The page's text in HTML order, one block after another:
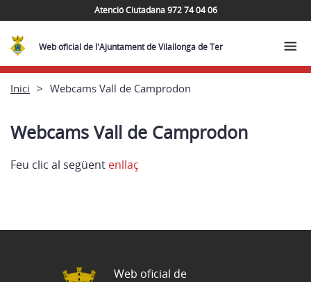
Atenció Ciutadana 972 74 04 06
Web oficial de l'Ajuntament de Vilallonga de Ter
Inici Webcams Vall de Camprodon
Webcams Vall de Camprodon
Feu clic al següent enllaç
Web oficial de